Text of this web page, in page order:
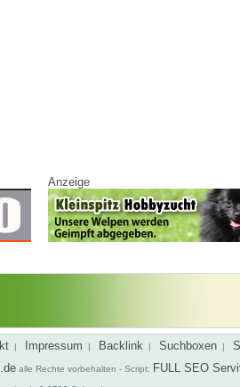
Anzeige
| Impressum | Backlink | Suchboxen |
alle Rechte vorbehalten - Script: FULL SEO